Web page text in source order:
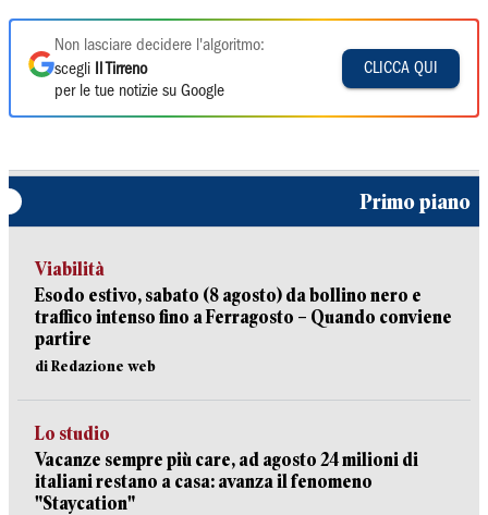
Non lasciare decidere l'algoritmo:
scegli
Il Tirreno
per le tue notizie su Google
CLICCA QUI
Primo piano
Viabilità
Esodo estivo, sabato (8 agosto) da bollino nero e
traffico intenso fino a Ferragosto – Quando conviene
partire
di Redazione web
Lo studio
Vacanze sempre più care, ad agosto 24 milioni di
italiani restano a casa: avanza il fenomeno
"Staycation"